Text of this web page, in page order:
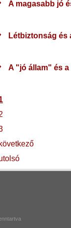
A magasabb jó
Létbiztonság és
A "jó állam" és